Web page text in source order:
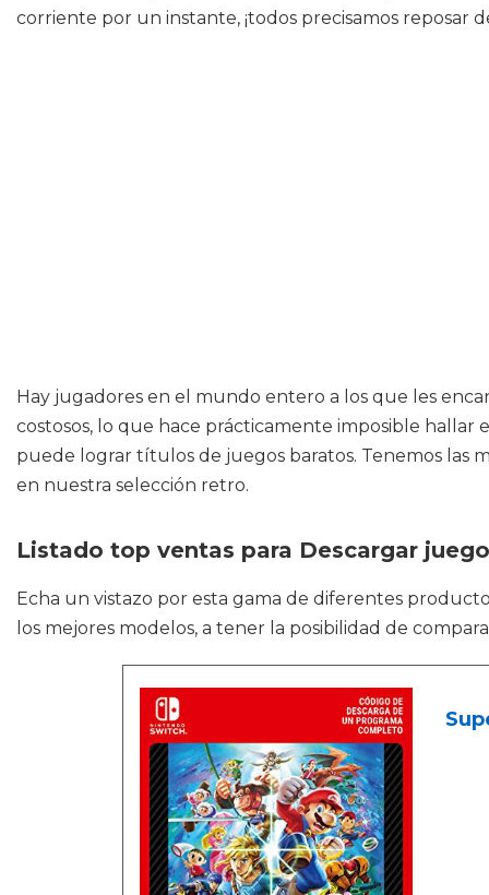
corriente por un instante, ¡todos precisamos reposar
Hay jugadores en el mundo entero a los que les
costosos, lo que hace prácticamente imposible hallar
puede lograr títulos de juegos baratos. Tenemos las
en nuestra selección retro.
Listado top ventas para Descargar
Echa un vistazo por esta gama de diferentes
los mejores modelos, a tener la posibilidad de